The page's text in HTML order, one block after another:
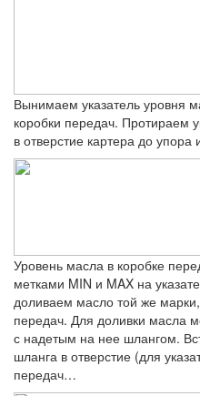
Вынимаем указатель уровня
коробки передач. Протираем
в отверстие картера до
Уровень масла в коробке
метками MIN и MAX на
доливаем масло той же
передач. Для доливки масла
с надетым на нее шлангом.
шланга в отверстие (для
передач…